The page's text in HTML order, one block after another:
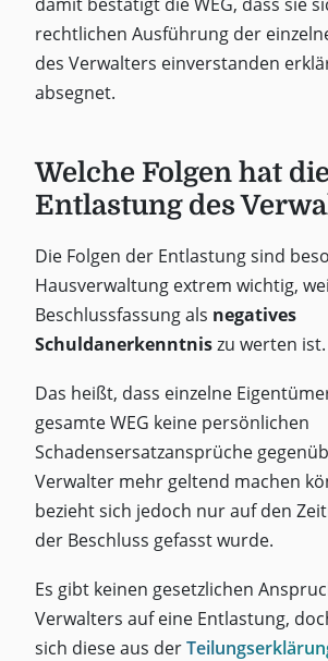
rechtlichen Ausführung der
des Verwalters einverstanden
absegnet.
Welche Folgen hat
Entlastung des
Die Folgen der Entlastung sind
Hausverwaltung extrem wichtig,
Beschlussfassung als negatives
Schuldanerkenntniszu werten ist.
Das heißt, dass einzelne
gesamte WEG keine persönlichen
Schadensersatzansprüche
Verwalter mehr geltend machen
bezieht sich jedoch nur auf den
der Beschluss gefasst wurde.
Es gibt keinen gesetzlichen
Verwalters auf eine Entlastung,
sich diese aus der